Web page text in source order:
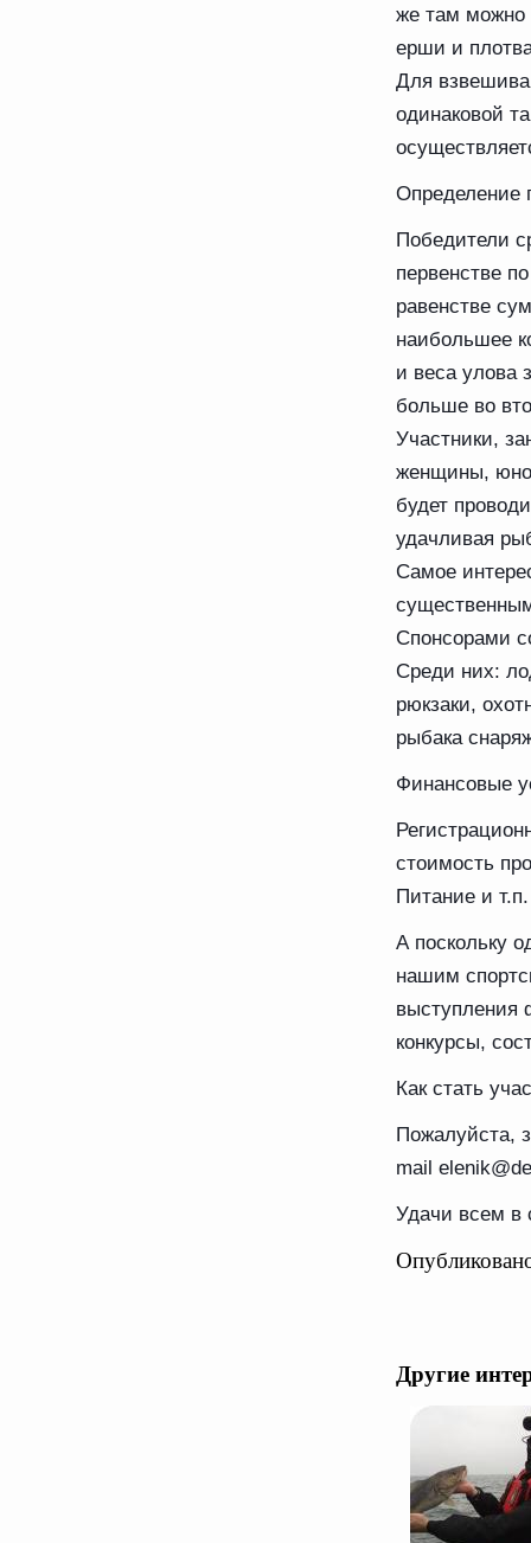
же там можно
ерши и
Для
одинаковой
Определение
Победители
первенстве
равенстве
наибольшее
и веса улова
больше во
Участники,
женщины,
будет
удачливая
Самое
Спонсорами
Среди них:
рюкзаки,
рыбака
Финансовые
стоимость
Питание и
А поскольку
нашим
выступления
конкурсы,
Как стать
Пожалуйста,
mail
Удачи всем
Другие